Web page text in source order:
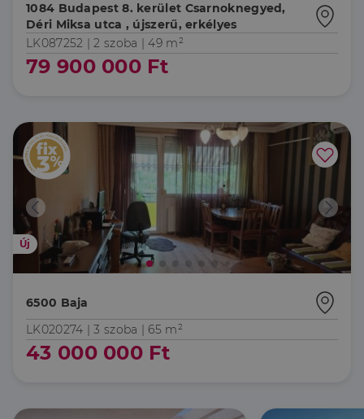
1084 Budapest 8. kerület Csarnoknegyed,
Déri Miksa utca , újszerű, erkélyes
LK087252 |2 szoba | 49 m²
79 900 000 Ft
Új
6500 Baja
LK020274 |3 szoba | 65 m²
43 000 000 Ft